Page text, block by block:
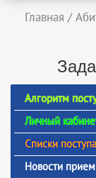
Главная /
Алгоритм
Личный
Списки
Новости